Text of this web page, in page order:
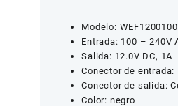
Modelo:
Entrada: 100 – 240V
Salida: 12.0V DC, 1A
Conector de
Conector de salida:
Color: negro